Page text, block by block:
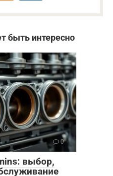
быть интересно
0
выбор,